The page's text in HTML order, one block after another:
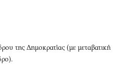
της Δημοκρατίας (με μεταβατική